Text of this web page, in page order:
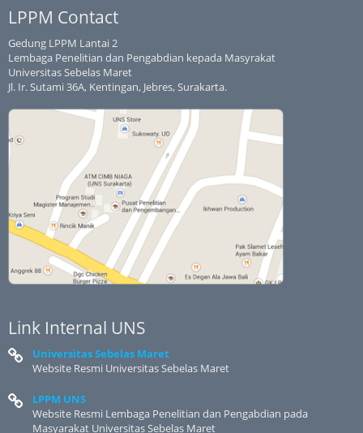
LPPM Contact
Gedung LPPM Lantai 2
Lembaga Penelitian dan Pengabdian kepada Masyrakat
Universitas Sebelas Maret
Jl. Ir. Sutami 36A, Kentingan, Jebres, Surakarta.
Link Internal UNS
Universitas Sebelas Maret
Website Resmi Universitas Sebelas Maret
LPPM UNS
Website Resmi Lembaga Penelitian dan Pengabdian pada
Masyarakat Universitas Sebelas Maret